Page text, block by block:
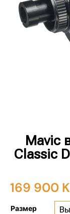
Mavic
Classic
169 900
Размер